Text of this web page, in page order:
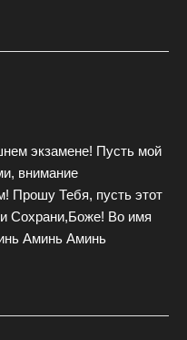
экзамене! Пусть мой
внимание
Прошу Тебя, пусть этот
Сохрани,Боже! Во имя
Аминь Аминь